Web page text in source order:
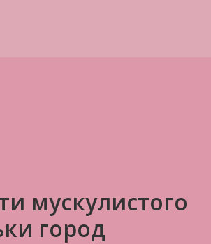
мускулистого
город